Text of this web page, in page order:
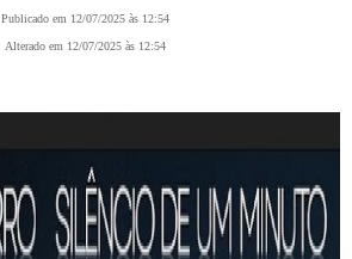
Publicado em 12/07/2025 às 12:54
Alterado em 12/07/2025 às 12:54